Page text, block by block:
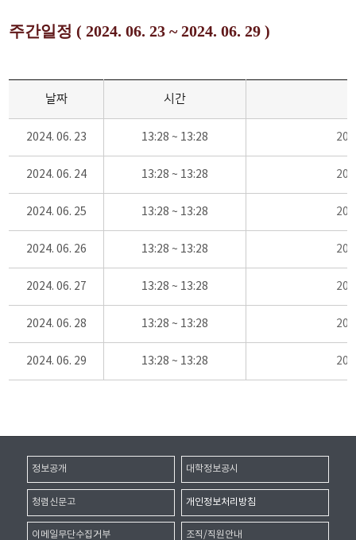
주간일정 ( 2024. 06. 23 ~ 2024. 06. 29 )
날짜 시간
2024. 06. 23 13:28 ~ 13:28
2024. 06. 24 13:28 ~ 13:28
2024. 06. 25 13:28 ~ 13:28
2024. 06. 26 13:28 ~ 13:28
2024. 06. 27 13:28 ~ 13:28
2024. 06. 28 13:28 ~ 13:28
2024. 06. 29 13:28 ~ 13:28
정보공개 대학정보공시
청렴신문고 개인정보처리방침
이메일무단수집거부 조직/직원안내